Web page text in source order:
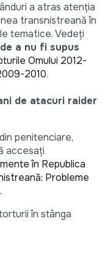
a atras atenția
transnistreană în
tematice. Vedeți
a nu fi supus
Omului 2012-
2010.
de atacuri raider
penitenciare,
accesați
în Republica
Probleme
în stânga